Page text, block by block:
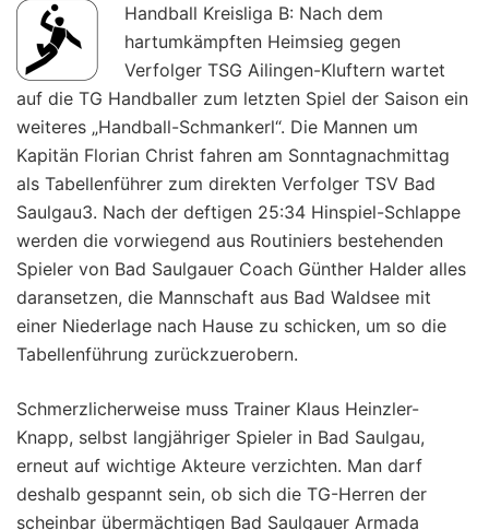
Handball Kreisliga B: Nach dem
hartumkämpften Heimsieg gegen
Verfolger TSG Ailingen-Kluftern wartet
auf die TG Handballer zum letzten Spiel der Saison ein
weiteres „Handball-Schmankerl“. Die Mannen um
Kapitän Florian Christ fahren am Sonntagnachmittag
als Tabellenführer zum direkten Verfolger TSV Bad
Saulgau3. Nach der deftigen 25:34 Hinspiel-Schlappe
werden die vorwiegend aus Routiniers bestehenden
Spieler von Bad Saulgauer Coach Günther Halder alles
daransetzen, die Mannschaft aus Bad Waldsee mit
einer Niederlage nach Hause zu schicken, um so die
Tabellenführung zurückzuerobern.
Schmerzlicherweise muss Trainer Klaus Heinzler-
Knapp, selbst langjähriger Spieler in Bad Saulgau,
erneut auf wichtige Akteure verzichten. Man darf
deshalb gespannt sein, ob sich die TG-Herren der
scheinbar übermächtigen Bad Saulgauer Armada